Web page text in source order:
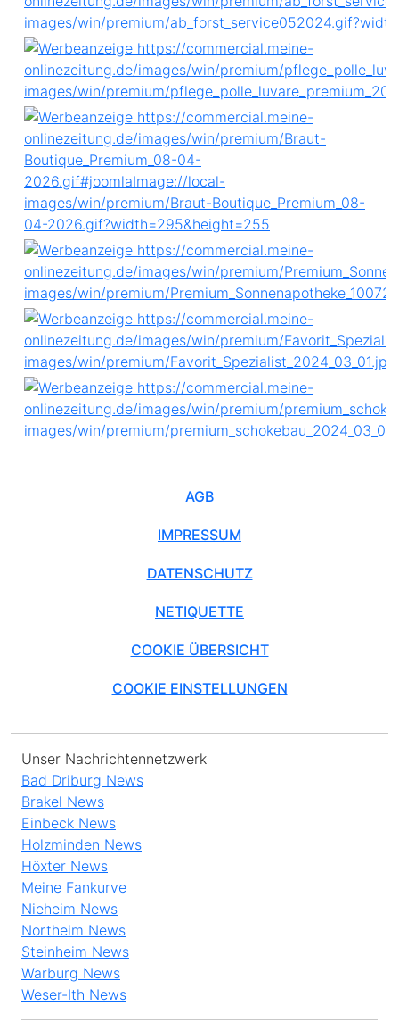
AGB
IMPRESSUM
DATENSCHUTZ
NETIQUETTE
COOKIE ÜBERSICHT
COOKIE EINSTELLUNGEN
Unser Nachrichtennetzwerk
Bad Driburg News
Brakel News
Einbeck News
Holzminden News
Höxter News
Meine Fankurve
Nieheim News
Northeim News
Steinheim News
Warburg News
Weser-Ith News